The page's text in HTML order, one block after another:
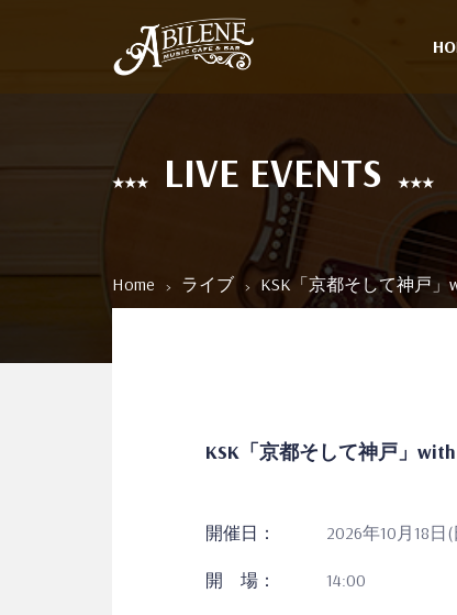
LIVE EVENTS
Home ライブ KSK「京都そして神戸」
KSK「京都そして神戸」
開催日： 2026年10月18日(
開 場： 14:00